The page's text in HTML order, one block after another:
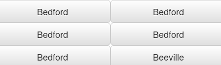
Bedford
Bedford
Bedford
Bedford
Bedford
Beeville